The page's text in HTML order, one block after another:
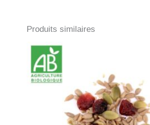
Produits similaires